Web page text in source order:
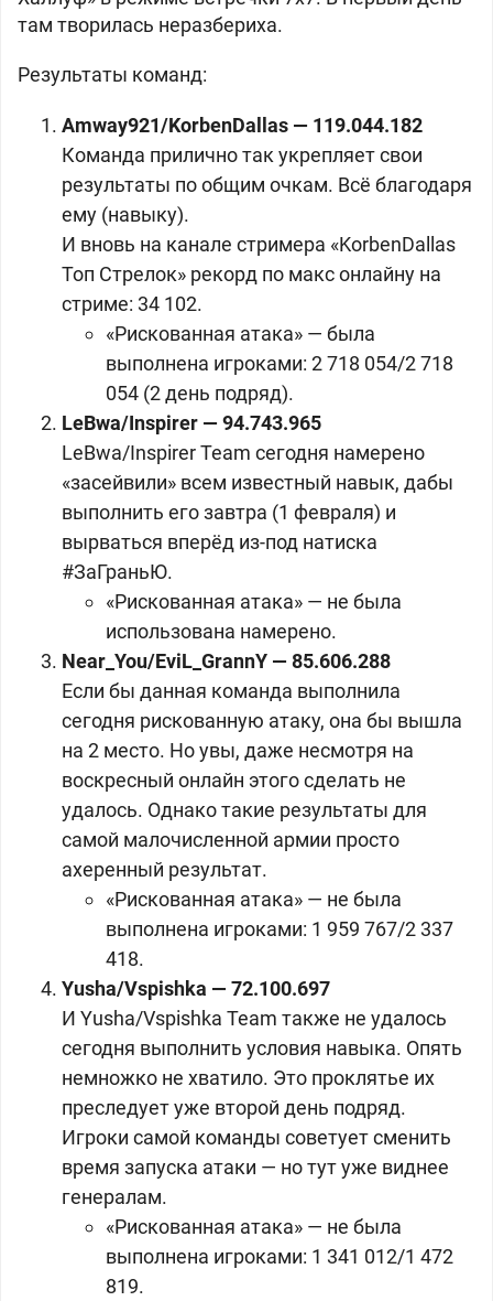
там творилась неразбериха.
Результаты команд:
Amway921/KorbenDallas — 119.044.182
Команда прилично так укрепляет свои
результаты по общим очкам. Всё благодаря
ему (навыку).
И вновь на канале стримера «KorbenDallas
Топ Стрелок» рекорд по макс онлайну на
стриме: 34 102.
«Рискованная атака» — была
выполнена игроками: 2 718 054/2 718
054 (2 день подряд).
LeBwa/Inspirer — 94.743.965
LeBwa/Inspirer Team сегодня намерено
«засейвили» всем известный навык, дабы
выполнить его завтра (1 февраля) и
вырваться вперёд из-под натиска
#ЗаГраньЮ.
«Рискованная атака» — не была
использована намерено.
Near_You/EviL_GrannY — 85.606.288
Если бы данная команда выполнила
сегодня рискованную атаку, она бы вышла
на 2 место. Но увы, даже несмотря на
воскресный онлайн этого сделать не
удалось. Однако такие результаты для
самой малочисленной армии просто
ахеренный результат.
«Рискованная атака» — не была
выполнена игроками: 1 959 767/2 337
418.
Yusha/Vspishka — 72.100.697
И Yusha/Vspishka Team также не удалось
сегодня выполнить условия навыка. Опять
немножко не хватило. Это проклятье их
преследует уже второй день подряд.
Игроки самой команды советует сменить
время запуска атаки — но тут уже виднее
генералам.
«Рискованная атака» — не была
выполнена игроками: 1 341 012/1 472
819.